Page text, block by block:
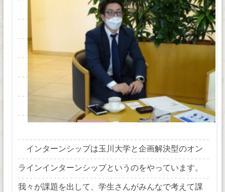
インターンシップは玉川大学と企画解決型のオン
ラインインターンシップというのをやっています。
我々が課題を出して、学生さんがみんなで考えて課